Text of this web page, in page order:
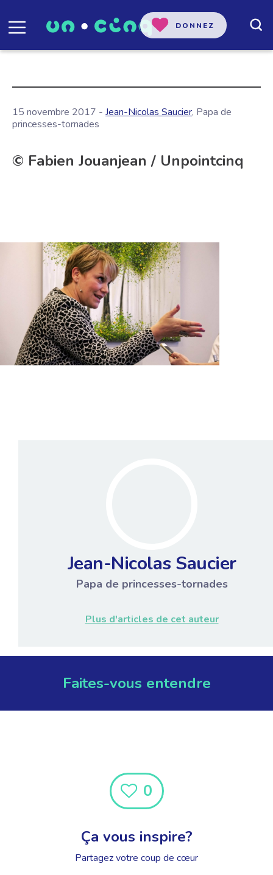
DONNEZ
15 novembre 2017 - Jean-Nicolas Saucier, Papa de
princesses-tornades
© Fabien Jouanjean / Unpointcinq
Jean-Nicolas Saucier
Papa de princesses-tornades
Plus d'articles de cet auteur
Faites-vous entendre
0
Ça vous inspire?
Partagez votre coup de cœur